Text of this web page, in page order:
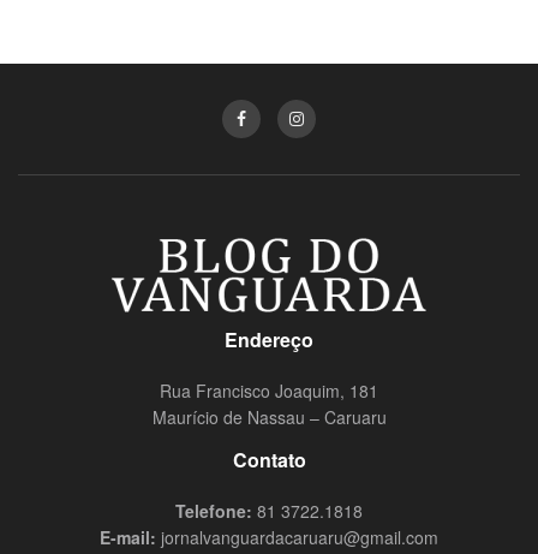
Endereço
Rua Francisco Joaquim, 181
Maurício de Nassau – Caruaru
Contato
Telefone: 81 3722.1818
E-mail: jornalvanguardacaruaru@gmail.com